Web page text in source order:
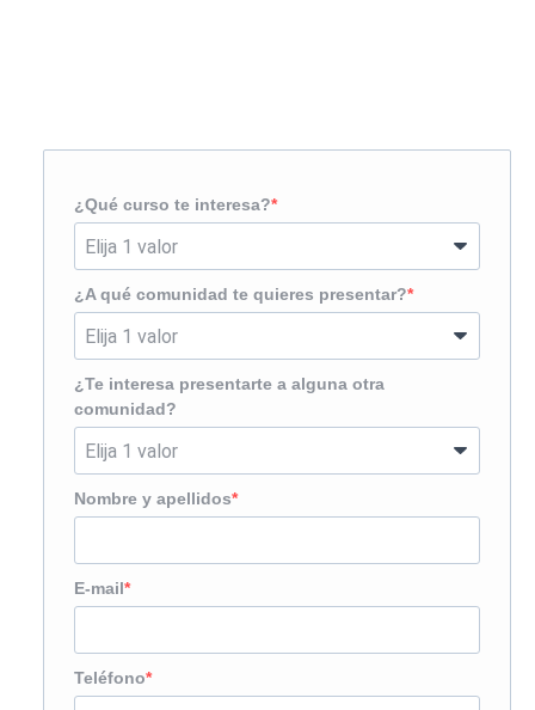
¿Qué curso te interesa?
¿A qué comunidad te quieres presentar?
¿Te interesa presentarte a alguna otra
comunidad?
Nombre y apellidos
E-mail
Teléfono